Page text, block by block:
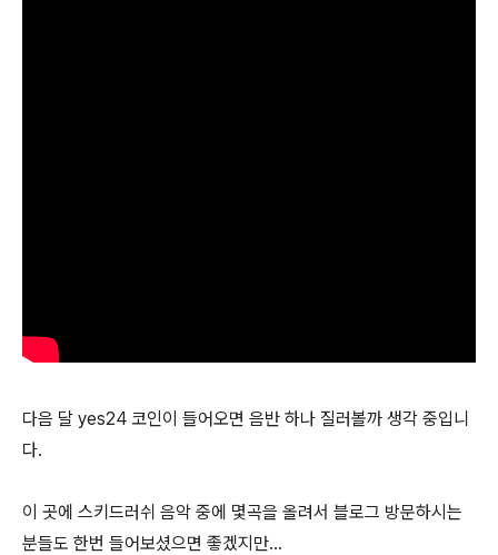
다음 달 yes24 코인이 들어오면 음반 하나 질러볼까 생각 중입니
다.
이 곳에 스키드러쉬 음악 중에 몇곡을 올려서 블로그 방문하시는
분들도 한번 들어보셨으면 좋겠지만...